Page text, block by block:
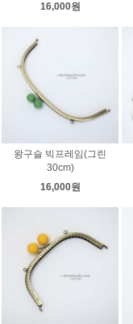
16,000원
왕구슬 빅프레임(그린
30cm)
16,000원